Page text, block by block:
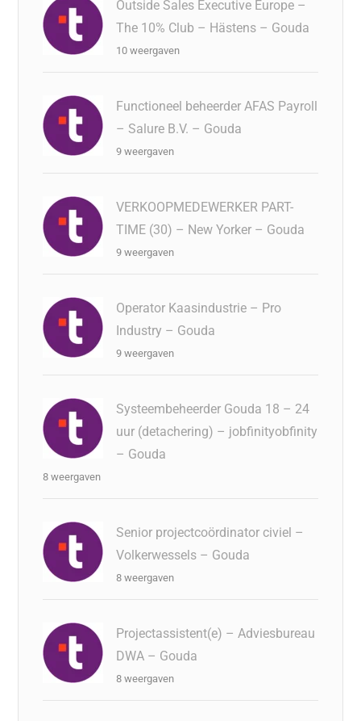
Outside Sales Executive Europe –
The 10% Club – Hästens – Gouda
10 weergaven
Functioneel beheerder AFAS Payroll
– Salure B.V. – Gouda
9 weergaven
VERKOOPMEDEWERKER PART-
TIME (30) – New Yorker – Gouda
9 weergaven
Operator Kaasindustrie – Pro
Industry – Gouda
9 weergaven
Systeembeheerder Gouda 18 – 24
uur (detachering) – jobfinityobfinity
– Gouda
8 weergaven
Senior projectcoördinator civiel –
Volkerwessels – Gouda
8 weergaven
Projectassistent(e) – Adviesbureau
DWA – Gouda
8 weergaven